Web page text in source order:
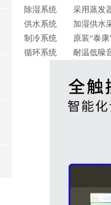
除湿系统
采用蒸发
供水系统
加湿供水
制冷系统
原装“泰
循环系统
耐温低噪